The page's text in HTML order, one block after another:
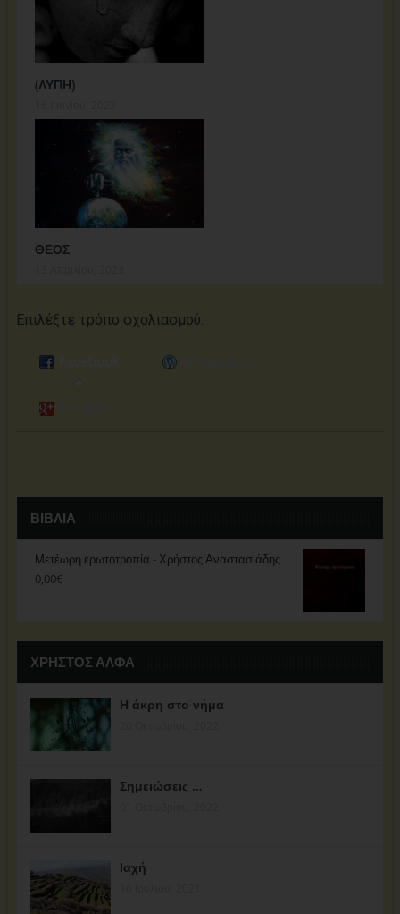
(ΛΥΠΗ)
ΘΕΟΣ
Επιλέξτε τρόπο σχολιασμoύ:
ΒΙΒΛΊΑ
Μετέωρη ερωτοτροπία - Χρήστος Αναστασιάδης
0,00€
ΧΡΗΣΤΟΣ ΑΛΦΑ
Η άκρη στο νήμα
Σημειώσεις …
Ιαχή